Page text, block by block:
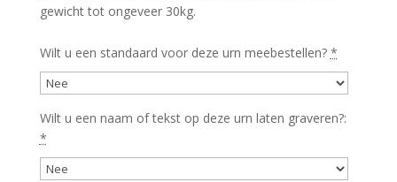
gewicht tot ongeveer 30kg.
Wilt u een standaard voor deze urn meebestellen? *
Wilt u een naam of tekst op deze urn laten graveren?:
*